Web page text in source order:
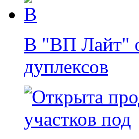
В "ВП Лайт"
дуплексов